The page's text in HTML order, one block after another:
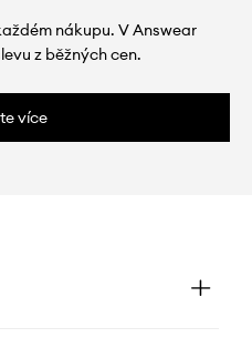
nákupu. V Answear
z běžných cen.
více